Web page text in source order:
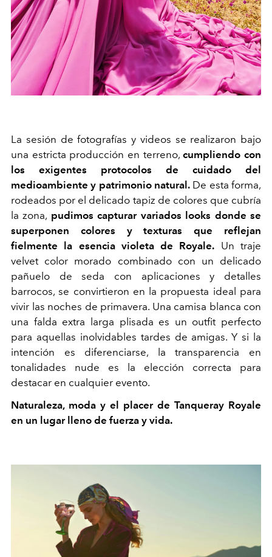
La sesión de fotografías y videos se realizaron bajo
una estricta producción en terreno,cumpliendo con
los exigentes protocolos de cuidado del
medioambiente y patrimonio natural. De esta forma,
rodeados por el delicado tapiz de colores que cubría
la zona, pudimos capturar variados looks donde se
superponen colores y texturas que reflejan
fielmente la esencia violeta de Royale. Un traje
velvet color morado combinado con un delicado
pañuelo de seda con aplicaciones y detalles
barrocos, se convirtieron en la propuesta ideal para
vivir las noches de primavera. Una camisa blanca con
una falda extra larga plisada es un outfit perfecto
para aquellas inolvidables tardes de amigas. Y si la
intención es diferenciarse, la transparencia en
tonalidades nude es la elección correcta para
destacar en cualquier evento.
Naturaleza, moda y el placer de Tanqueray Royale
en un lugar lleno de fuerza y vida.